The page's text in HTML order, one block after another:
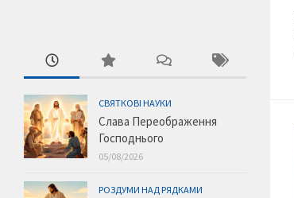
СВЯТКОВІ НАУКИ
Слава Переображення
Господнього
05/08/2026
РОЗДУМИ НАД РЯДКАМИ